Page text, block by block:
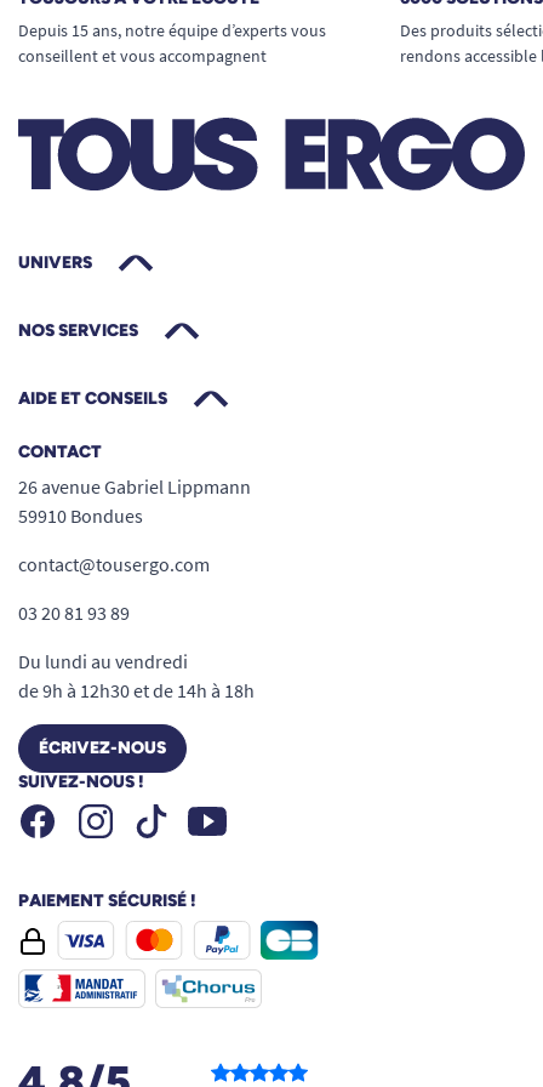
barre d’appui courbée noire mat.
En résumé
protection maximale et design
contemporain, pour
sécuriser avec style
Facile à installer, ergonomique et robuste,
à sa forme étudiée pour tous les âges et
Disponible en plusieurs longueurs pour
réduits.
votre aménagement intérieur et se destine
aussi bien aux particuliers qu’aux
médicaux.
La sécurité, enfin accessible sans
compromis sur le style, pour une vie
quotidienne plus sereine et autonome.
Depuis 15 ans, notre équipe d’experts vous
conseillent et vous accompagnent
Des produits
rendons
UNIVERS
NOS SERVICES
AIDE ET CONSEILS
CONTACT
26 avenue Gabriel Lippmann
59910 Bondues
contact@tousergo.com
03 20 81 93 89
Du lundi au vendredi
de 9h à 12h30 et de 14h à 18h
ÉCRIVEZ-NOUS
SUIVEZ-NOUS !
FacebookInstagramTiktok Youtube
PAIEMENT SÉCURISÉ !